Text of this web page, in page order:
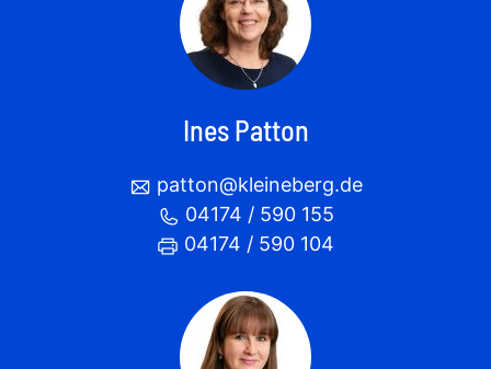
Ines Patton
patton@kleineberg.de
04174 / 590 155
04174 / 590 104